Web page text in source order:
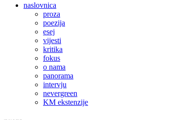
naslovnica
proza
poezija
esej
vijesti
kritika
fokus
o nama
panorama
intervju
nevergreen
KM ekstenzije